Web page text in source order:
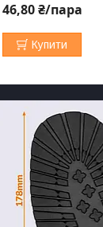
46,80 ₴/пара
Купити